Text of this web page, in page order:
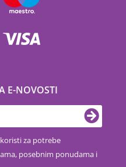
E-NOVOSTI
za potrebe
posebnim ponudama i